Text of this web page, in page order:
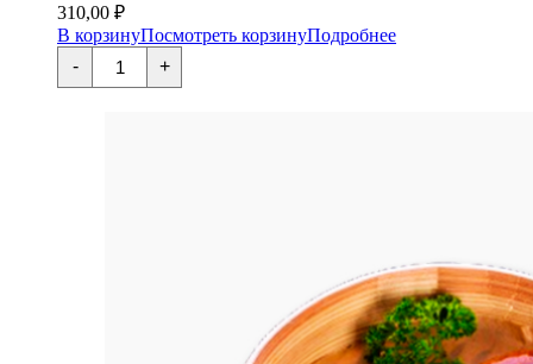
310,00 ₽
В корзинуПосмотреть корзинуПодробнее
-
Количество
товара
Онигири
+